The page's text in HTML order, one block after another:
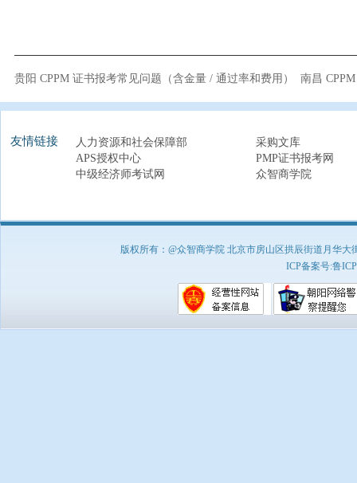
贵阳 CPPM 证书报考常见问题（含金量 / 通过率和费用） 南昌
友情链接 人力资源和社会保障部
采购文库
APS授权中心
PMP证书报考网
中级经济师考试网
众智商学院
版权所有：@众智商学院 北京市房山区拱辰街道月华
ICP备案号:鲁